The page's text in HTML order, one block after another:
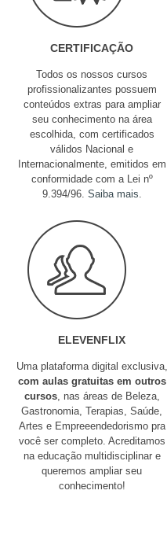
CERTIFICAÇÃO
Todos os nossos cursos
profissionalizantes possuem
conteúdos extras para ampliar
seu conhecimento na área
escolhida, com certificados
válidos Nacional e
Internacionalmente, emitidos em
conformidade com a Lei nº
9.394/96. Saiba mais
ELEVENFLIX
Uma plataforma digital exclusiva,
com aulas gratuitas em outros
cursos, nas áreas de Beleza,
Gastronomia, Terapias, Saúde,
Artes e Empreeendedorismo pra
você ser completo. Acreditamos
na educação multidisciplinar e
queremos ampliar seu
conhecimento!